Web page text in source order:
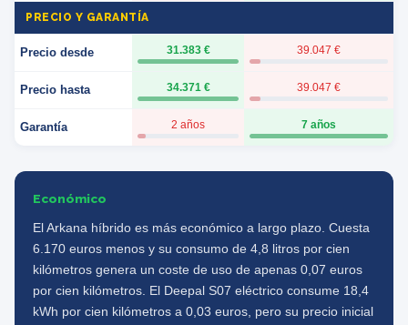
PRECIO Y GARANTÍA
Precio desde 31.383 € 39.047 €
Precio hasta 34.371 € 39.047 €
Garantía 2 años 7 años
Económico
El Arkana híbrido es más económico a largo plazo. Cuesta
6.170 euros menos y su consumo de 4,8 litros por cien
kilómetros genera un coste de uso de apenas 0,07 euros
por cien kilómetros. El Deepal S07 eléctrico consume 18,4
kWh por cien kilómetros a 0,03 euros, pero su precio inicial